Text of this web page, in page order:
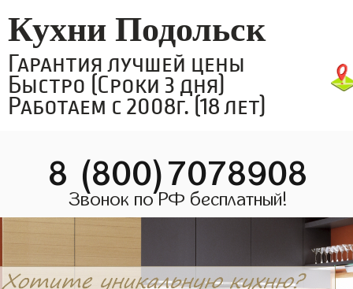
Кухни Подольск
Гарантия лучшей цены
Быстро (Сроки 3 дня)
Работаем с 2008г. (18 лет)
8 (800)7078908
Звонок по РФ бесплатный!